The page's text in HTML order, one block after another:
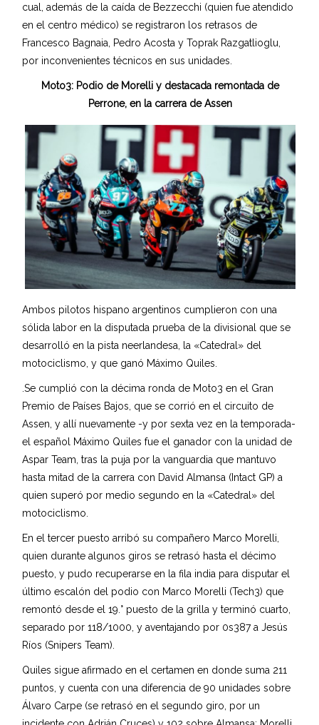
cual, además de la caída de Bezzecchi (quien fue atendido
en el centro médico) se registraron los retrasos de
Francesco Bagnaia, Pedro Acosta y Toprak Razgatlioglu,
por inconvenientes técnicos en sus unidades.
Moto3: Podio de Morelli y destacada remontada de
Perrone, en la carrera de Assen
Ambos pilotos hispano argentinos cumplieron con una
sólida labor en la disputada prueba de la divisional que se
desarrolló en la pista neerlandesa, la «Catedral» del
motociclismo, y que ganó Máximo Quiles.
.Se cumplió con la décima ronda de Moto3 en el Gran
Premio de Países Bajos, que se corrió en el circuito de
Assen, y allí nuevamente -y por sexta vez en la temporada-
el español Máximo Quiles fue el ganador con la unidad de
Aspar Team, tras la puja por la vanguardia que mantuvo
hasta mitad de la carrera con David Almansa (Intact GP) a
quien superó por medio segundo en la «Catedral» del
motociclismo.
En el tercer puesto arribó su compañero Marco Morelli,
quien durante algunos giros se retrasó hasta el décimo
puesto, y pudo recuperarse en la fila india para disputar el
último escalón del podio con Marco Morelli (Tech3) que
remontó desde el 19.° puesto de la grilla y terminó cuarto,
separado por 118/1000, y aventajando por 0s387 a Jesús
Ríos (Snipers Team).
Quiles sigue afirmado en el certamen en donde suma 211
puntos, y cuenta con una diferencia de 90 unidades sobre
Álvaro Carpe (se retrasó en el segundo giro, por un